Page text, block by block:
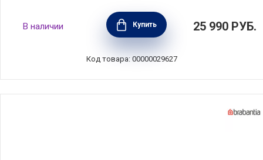
Сушилка напольная HangOn, 20 м навески,
цвет серый, алюминий, Brabantia, 403422
В наличии Купить 25 990 РУБ.
Код товара: 00000029627